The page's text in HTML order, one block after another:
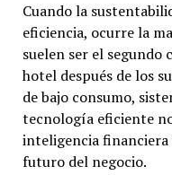
Cuando la
eficiencia, ocurre la
suelen ser el
hotel después de los
de bajo consumo,
tecnología eficiente
inteligencia
futuro del negocio.